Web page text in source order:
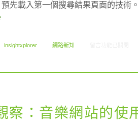
先載入第一個搜尋結果頁面的技術。
insightxplorer 網路新知
察：音樂網站的使